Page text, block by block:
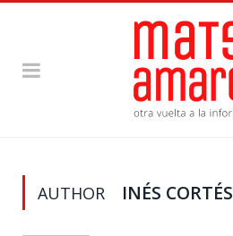
AUTHOR INÉS CORTÉS